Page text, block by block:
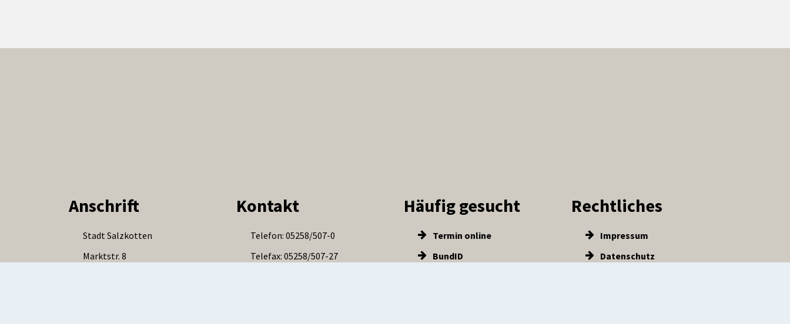
Anschrift
Stadt Salzkotten
Marktstr. 8
Kontakt
Telefon: 05258/507-0
Telefax: 05258/507-27
Häufig gesucht
Termin online
BundID
Rechtliches
Impressum
Datenschutz